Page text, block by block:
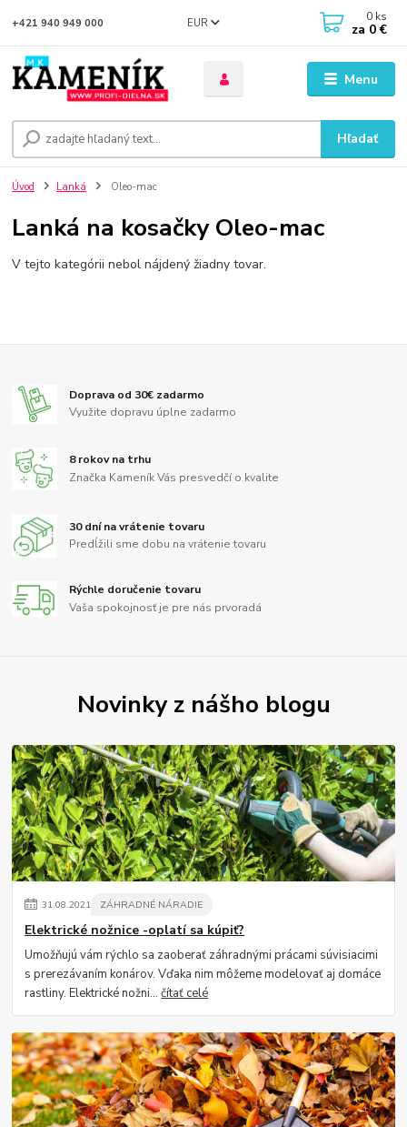
Menu
EUR
Hľadať
+421 940 949 000 0 ks
za 0 €
Úvod Lanká Oleo-mac
Lanká na kosačky Oleo-mac
V tejto kategórii nebol nájdený žiadny tovar.
Doprava od 30€ zadarmo
Využite dopravu úplne zadarmo
8 rokov na trhu
Značka Kameník Vás presvedčí o kvalite
30 dní na vrátenie tovaru
Predĺžili sme dobu na vrátenie tovaru
Rýchle doručenie tovaru
Vaša spokojnosť je pre nás prvoradá
Novinky z nášho blogu
31.08.2021 ZÁHRADNÉ NÁRADIE
Elektrické nožnice -oplatí sa kúpiť?
Umožňujú vám rýchlo sa zaoberať záhradnými prácami súvisiacimi
s prerezávaním konárov. Vďaka nim môžeme modelovať aj domáce
rastliny. Elektrické nožni...čítať celé